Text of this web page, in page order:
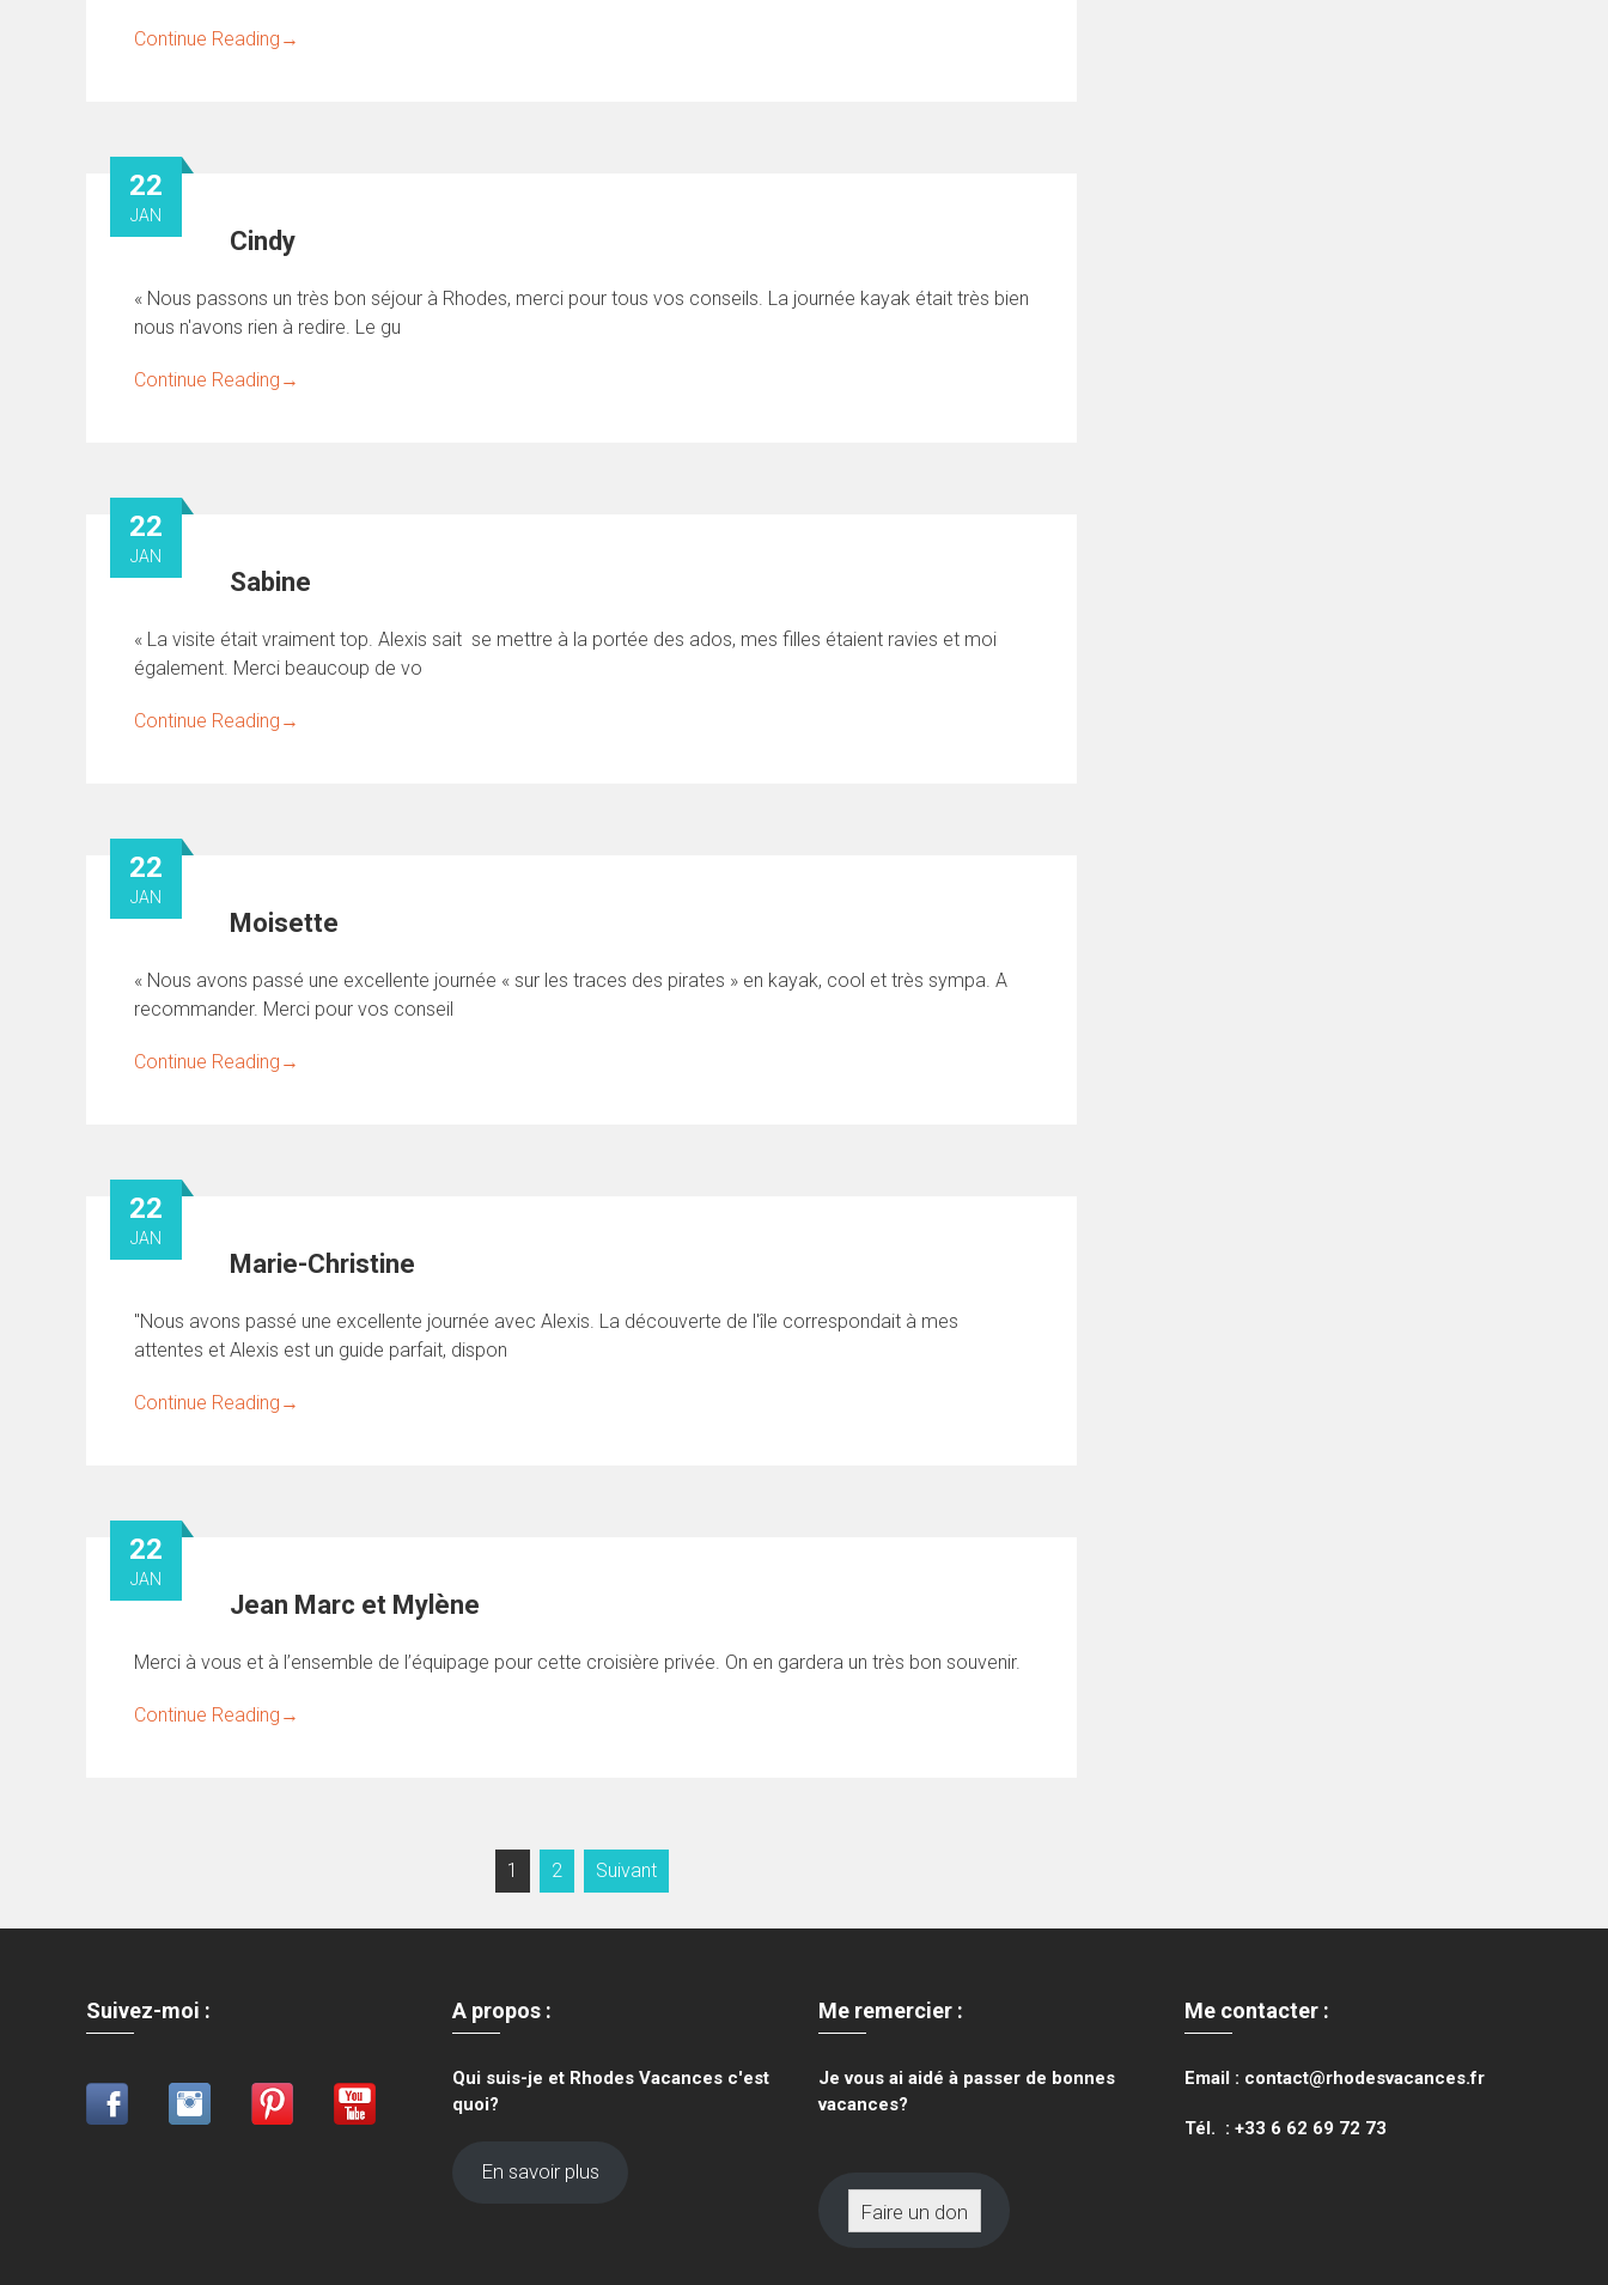
Continue Reading →
22
JAN
Cindy
« Nous passons un très bon séjour à Rhodes, merci pour tous vos conseils. La journée kayak était très bien
nous n'avons rien à redire. Le gu
Continue Reading →
22
JAN
Sabine
« La visite était vraiment top. Alexis sait se mettre à la portée des ados, mes filles étaient ravies et moi
également. Merci beaucoup de vo
Continue Reading →
22
JAN
Moisette
« Nous avons passé une excellente journée « sur les traces des pirates » en kayak, cool et très sympa. A
recommander. Merci pour vos conseil
Continue Reading →
22
JAN
Marie-Christine
"Nous avons passé une excellente journée avec Alexis. La découverte de l'île correspondait à mes
attentes et Alexis est un guide parfait, dispon
Continue Reading →
22
JAN
Jean Marc et Mylène
Merci à vous et à l’ensemble de l’équipage pour cette croisière privée. On en gardera un très bon souvenir.
Continue Reading →
1 2 Suivant
Suivez-moi : A propos :
Qui suis-je et Rhodes Vacances c'est
quoi?
En savoir plus
Me remercier :
Je vous ai aidé à passer de bonnes
vacances?
Faire un don
Me contacter :
Email : contact@rhodesvacances.fr
Tél. : +33 6 62 69 72 73